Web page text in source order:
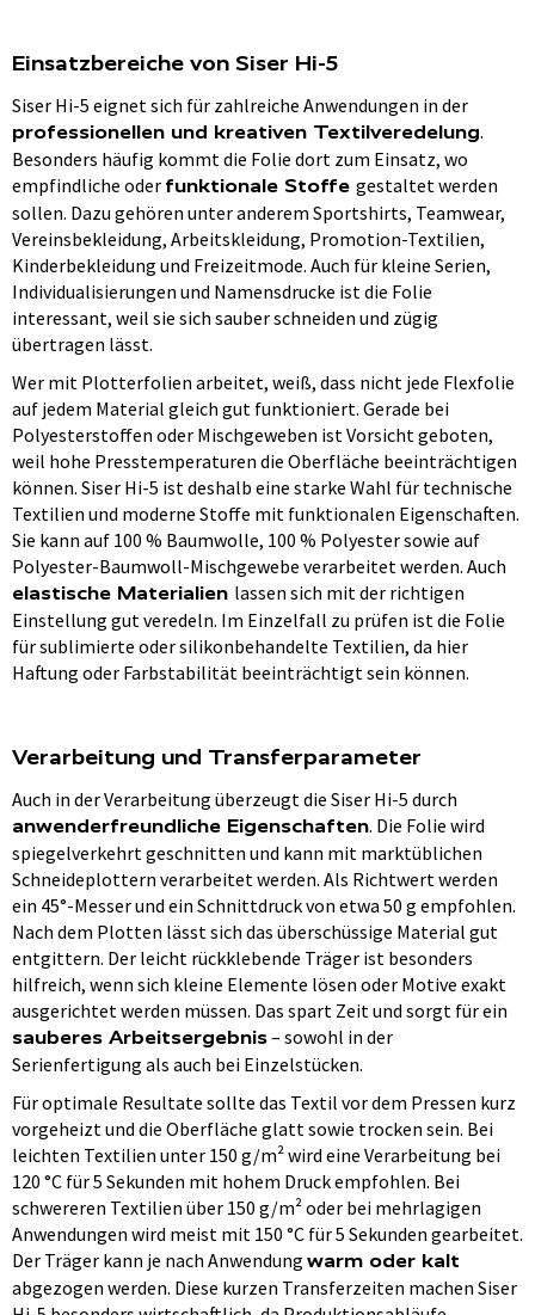
Einsatzbereiche von Siser Hi-5
Siser Hi-5 eignet sich für zahlreiche Anwendungen in der
professionellen und kreativen Textilveredelung.
Besonders häufig kommt die Folie dort zum Einsatz, wo
empfindliche oder funktionale Stoffe gestaltet werden
sollen. Dazu gehören unter anderem Sportshirts, Teamwear,
Vereinsbekleidung, Arbeitskleidung, Promotion-Textilien,
Kinderbekleidung und Freizeitmode. Auch für kleine Serien,
Individualisierungen und Namensdrucke ist die Folie
interessant, weil sie sich sauber schneiden und zügig
übertragen lässt.
Wer mit Plotterfolien arbeitet, weiß, dass nicht jede Flexfolie
auf jedem Material gleich gut funktioniert. Gerade bei
Polyesterstoffen oder Mischgeweben ist Vorsicht geboten,
weil hohe Presstemperaturen die Oberfläche beeinträchtigen
können. Siser Hi-5 ist deshalb eine starke Wahl für technische
Textilien und moderne Stoffe mit funktionalen Eigenschaften.
Sie kann auf 100 % Baumwolle, 100 % Polyester sowie auf
Polyester-Baumwoll-Mischgewebe verarbeitet werden. Auch
elastische Materialien lassen sich mit der richtigen
Einstellung gut veredeln. Im Einzelfall zu prüfen ist die Folie
für sublimierte oder silikonbehandelte Textilien, da hier
Haftung oder Farbstabilität beeinträchtigt sein können.
Verarbeitung und Transferparameter
Auch in der Verarbeitung überzeugt die Siser Hi-5 durch
anwenderfreundliche Eigenschaften. Die Folie wird
spiegelverkehrt geschnitten und kann mit marktüblichen
Schneideplottern verarbeitet werden. Als Richtwert werden
ein 45°-Messer und ein Schnittdruck von etwa 50 g empfohlen.
Nach dem Plotten lässt sich das überschüssige Material gut
entgittern. Der leicht rückklebende Träger ist besonders
hilfreich, wenn sich kleine Elemente lösen oder Motive exakt
ausgerichtet werden müssen. Das spart Zeit und sorgt für ein
sauberes Arbeitsergebnis– sowohl in der
Serienfertigung als auch bei Einzelstücken.
Für optimale Resultate sollte das Textil vor dem Pressen kurz
vorgeheizt und die Oberfläche glatt sowie trocken sein. Bei
leichten Textilien unter 150 g/m² wird eine Verarbeitung bei
120 °C für 5 Sekunden mit hohem Druck empfohlen. Bei
schwereren Textilien über 150 g/m² oder bei mehrlagigen
Anwendungen wird meist mit 150 °C für 5 Sekunden gearbeitet.
Der Träger kann je nach Anwendung warm oder kalt
abgezogen werden. Diese kurzen Transferzeiten machen Siser